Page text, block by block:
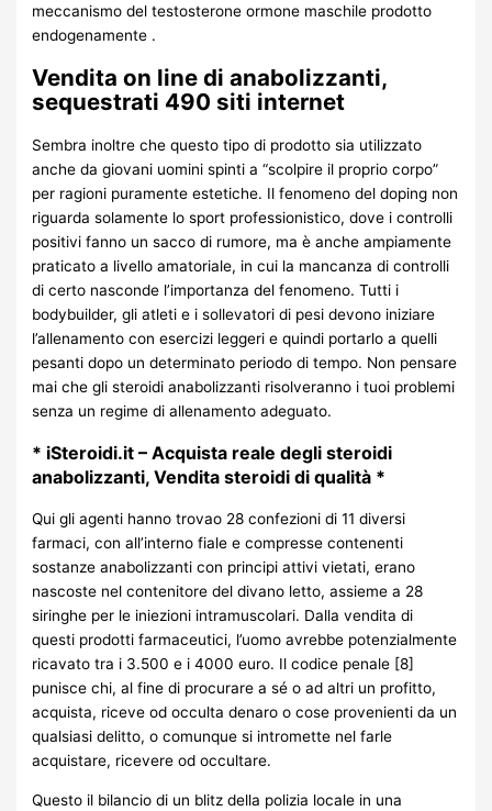
meccanismo del testosterone ormone maschile prodotto
endogenamente .
Vendita on line di anabolizzanti,
sequestrati 490 siti internet
Sembra inoltre che questo tipo di prodotto sia utilizzato
anche da giovani uomini spinti a “scolpire il proprio corpo”
per ragioni puramente estetiche. Il fenomeno del doping non
riguarda solamente lo sport professionistico, dove i controlli
positivi fanno un sacco di rumore, ma è anche ampiamente
praticato a livello amatoriale, in cui la mancanza di controlli
di certo nasconde l’importanza del fenomeno. Tutti i
bodybuilder, gli atleti e i sollevatori di pesi devono iniziare
l’allenamento con esercizi leggeri e quindi portarlo a quelli
pesanti dopo un determinato periodo di tempo. Non pensare
mai che gli steroidi anabolizzanti risolveranno i tuoi problemi
senza un regime di allenamento adeguato.
* iSteroidi.it – Acquista reale degli steroidi
anabolizzanti, Vendita steroidi di qualità *
Qui gli agenti hanno trovao 28 confezioni di 11 diversi
farmaci, con all’interno fiale e compresse contenenti
sostanze anabolizzanti con principi attivi vietati, erano
nascoste nel contenitore del divano letto, assieme a 28
siringhe per le iniezioni intramuscolari. Dalla vendita di
questi prodotti farmaceutici, l’uomo avrebbe potenzialmente
ricavato tra i 3.500 e i 4000 euro. Il codice penale [8]
punisce chi, al fine di procurare a sé o ad altri un profitto,
acquista, riceve od occulta denaro o cose provenienti da un
qualsiasi delitto, o comunque si intromette nel farle
acquistare, ricevere od occultare.
Questo il bilancio di un blitz della polizia locale in una